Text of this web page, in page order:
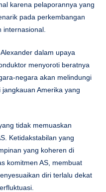
karena pelaporannya yang
pada perkembangan
dalam upaya
menyoroti beratnya
negara akan melindungi
Amerika yang
tidak memuaskan
Ketidakstabilan yang
yang koheren di
komitmen AS, membuat
diri terlalu dekat